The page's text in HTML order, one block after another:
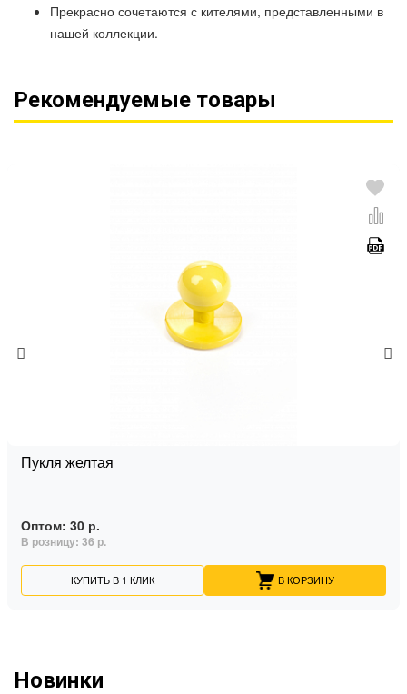
Прекрасно сочетаются с кителями, представленными в
нашей коллекции.
Рекомендуемые товары
Пукля желтая
Оптом: 30 р.
В розницу: 36 р.
КУПИТЬ В 1 КЛИК В КОРЗИНУ
Новинки